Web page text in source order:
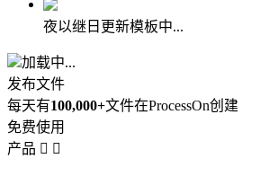
夜以继日更新模板中...
加载中...
发布文件
每天有100,000+文件在ProcessOn创建
免费使用
产品  